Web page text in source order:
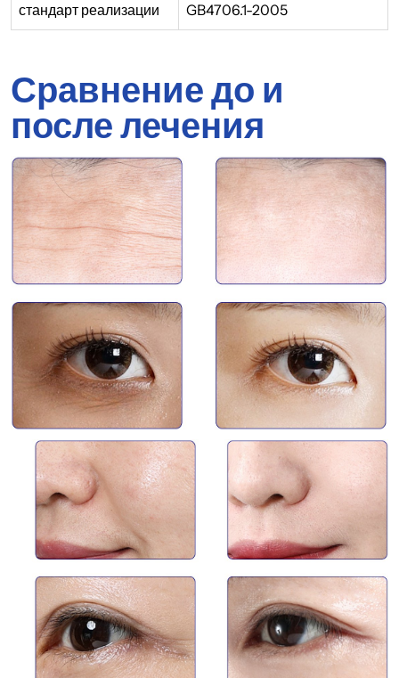
стандарт реализации GB4706.1-2005
Сравнение до и
после лечения